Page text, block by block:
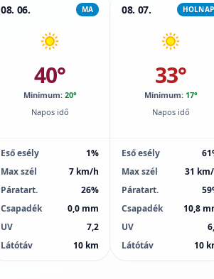
08. 06. MA
40°
Minimum: 20°
Napos idő
Eső esély
1%
Max szél
7 km/h
Páratart.
26%
Csapadék
0,0 mm
UV
7,2
Látótáv
10 km
08. 07. HOLNAP
33°
Minimum: 17°
Napos idő
Eső esély
Max szél
31
Páratart.
Csapadék
10,8
UV
Látótáv
10